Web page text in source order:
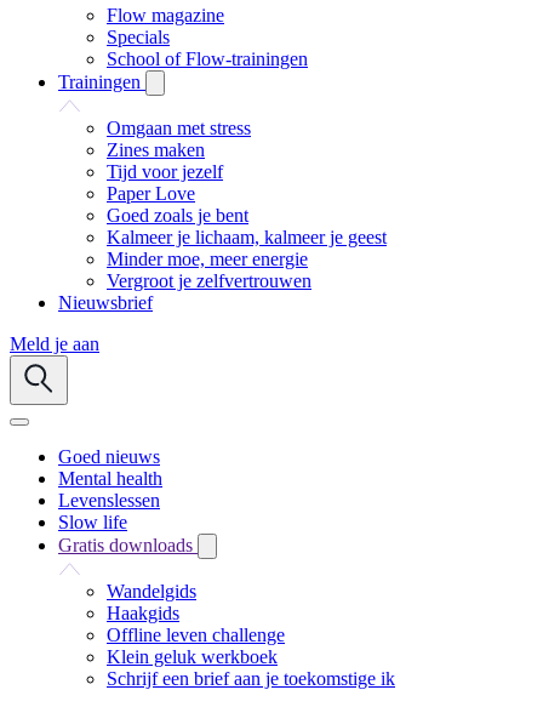
Flow magazine
Specials
School of Flow-trainingen
Trainingen
Omgaan met stress
Zines maken
Tijd voor jezelf
Paper Love
Goed zoals je bent
Kalmeer je lichaam, kalmeer je geest
Minder moe, meer energie
Vergroot je zelfvertrouwen
Nieuwsbrief
Meld je aan
Goed nieuws
Mental health
Levenslessen
Slow life
Gratis downloads
Wandelgids
Haakgids
Offline leven challenge
Klein geluk werkboek
Schrijf een brief aan je toekomstige ik